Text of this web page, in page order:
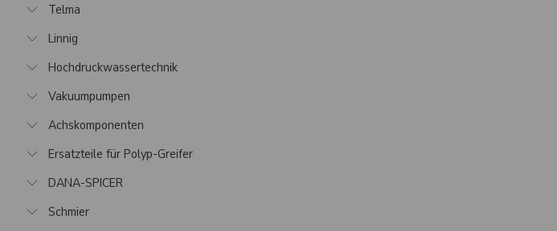
Telma
Linnig
Hochdruckwassertechnik
Vakuumpumpen
Achskomponenten
Ersatzteile für Polyp-Greifer
DANA-SPICER
Schmier